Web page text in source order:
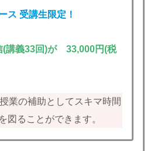
ス 受講生限定！
(講義33回)が 33,000円(税
業の補助としてスキマ時間
図ることができます。